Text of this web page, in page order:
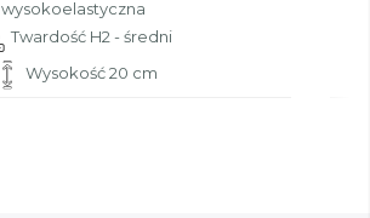
wysokoelastyczna
Twardość H2 - średni
Wysokość 20 cm